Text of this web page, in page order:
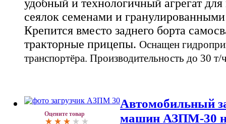
удобный и технологичный агрегат
сеялок семенами и
Крепится вместо заднего борта
тракторные прицепы. Оснащен
транспортёра. Производительность до 30 т/
Оцените товар
Автомобильный
машин АЗПМ-30